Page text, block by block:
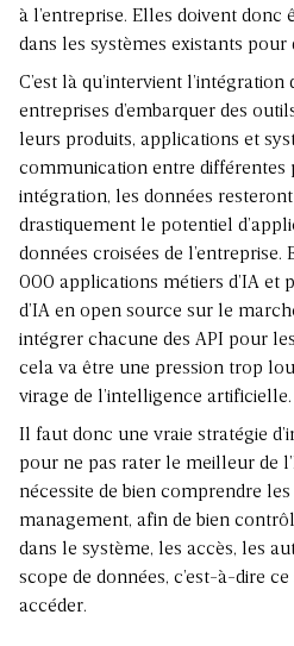
à l’entreprise. Elles doivent donc
dans les systèmes existants
C’est là qu’intervient
entreprises d’embarquer des
leurs produits, applications et
communication entre différentes
intégration, les données
drastiquement le potentiel
données croisées de l’entreprise.
000 applications métiers d’IA et
d’IA en open source sur le
intégrer chacune des API pour
cela va être une pression trop
virage de l’intelligence artificielle.
Il faut donc une vraie stratégie
pour ne pas rater le meilleur de
nécessite de bien comprendre les
management, afin de bien
dans le système, les accès, les
scope de données, c’est-à-dire
accéder.